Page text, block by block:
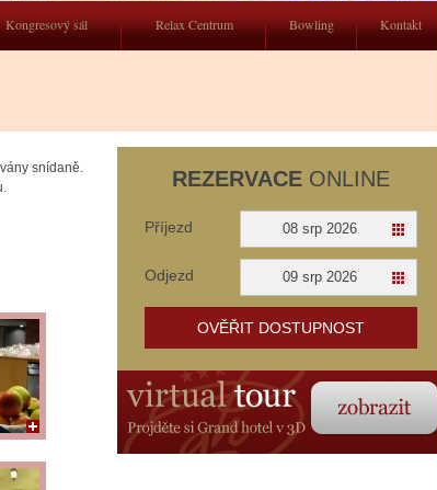
snídaně.
REZERVACE ONLINE
Příjezd 08 srp 2026
Odjezd 09 srp 2026
OVĚŘIT DOSTUPNOST
Kongresový sál Relax Centrum Bowling Kontakt